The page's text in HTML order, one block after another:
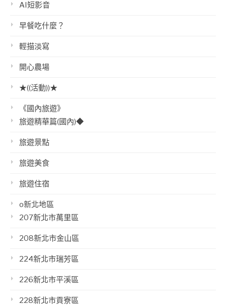
AI短影音
早餐吃什麼？
輕描淡寫
開心農場
★((活動))★
《國內旅遊》
旅遊精華篇(國內)◆
旅遊景點
旅遊美食
旅遊住宿
o新北地區
207新北市萬里區
208新北市金山區
224新北市瑞芳區
226新北市平溪區
228新北市貢寮區